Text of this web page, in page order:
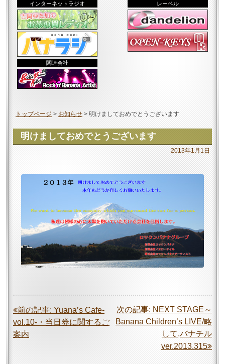
トップページ>お知らせ>明けましておめでとうございます
明けましておめでとうございます
2013年1月1日
投
稿
ナ
ビ
前の記事: Yuana’s Cafe-
vol.10-・当日券に関するご
案内
次の記事: NEXT STAGE～
Banana Children’s LIVE/略
して,バナチル
ver.2013.315
インターネットラジオ レーベル
関連会社